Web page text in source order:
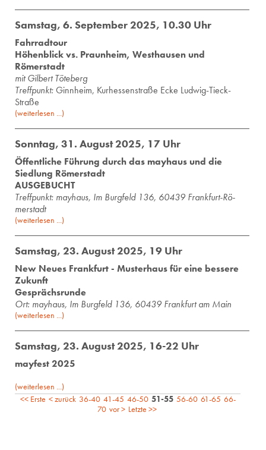
Samstag, 6. September 2025, 10.30 Uhr
Fahrradtour
Höhenblick vs. Praunheim, Westhausen und
Römerstadt
mit Gil­bert Tö­te­berg
Treffpunkt:Ginnheim, Kurhessenstraße Ecke Ludwig-Tieck-
Straße
(weiterlesen ...)
Sonntag, 31. August 2025, 17 Uhr
Öffentliche Führung durch das mayhaus und die
Siedlung Römerstadt
AUSGEBUCHT
Treff­punkt: may­haus, Im Burg­feld 136, 60439 Frank­furt-Rö­
mer­stadt
(weiterlesen ...)
Samstag, 23. August 2025, 19 Uhr
New Neues Frankfurt - Musterhaus für eine bessere
Zukunft
Gesprächsrunde
Ort: mayhaus, Im Burgfeld 136, 60439 Frankfurt am Main
(weiterlesen ...)
Samstag, 23. August 2025, 16-22 Uhr
mayfest 2025
(weiterlesen ...)
<< Erste < zurück 36-40 41-45 46-50 51-55 56-60 61-65 66-
70 vor > Letzte >>